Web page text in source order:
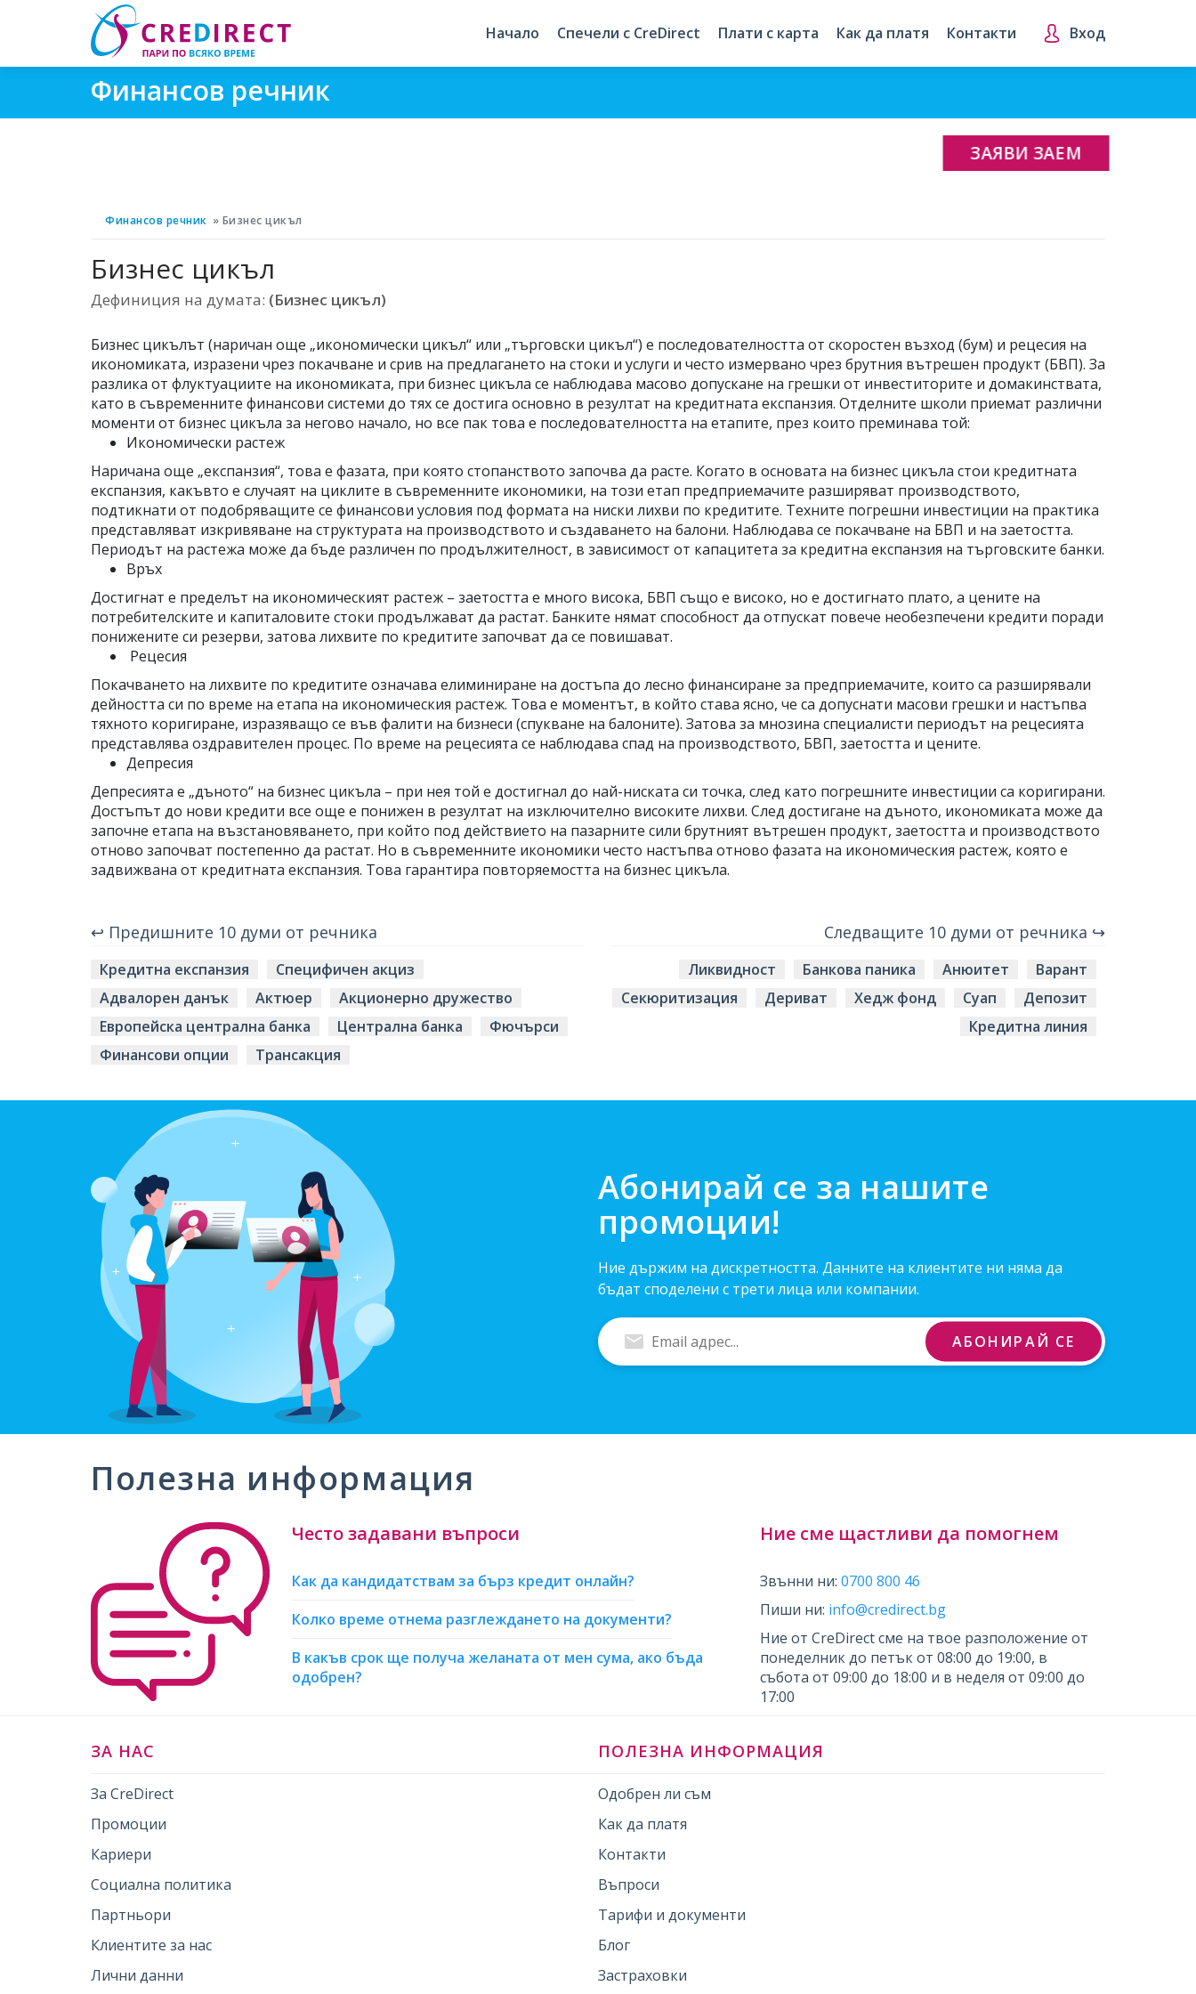
Начало Спечели с CreDirect Плати с карта Как да платя Контакти Вход
Финансов речник
ЗАЯВИ ЗАЕМ
Финансов речник Бизнес цикъл
Бизнес цикъл
Дефиниция на думата: (Бизнес цикъл)
Бизнес цикълът (наричан още „икономически цикъл“ или „търговски цикъл“) е последователността от скоростен възход (бум) и рецесия на
икономиката, изразени чрез покачване и срив на предлагането на стоки и услуги и често измервано чрез брутния вътрешен продукт (БВП). За
разлика от флуктуациите на икономиката, при бизнес цикъла се наблюдава масово допускане на грешки от инвеститорите и домакинствата,
като в съвременните финансови системи до тях се достига основно в резултат на кредитната експанзия. Отделните школи приемат различни
моменти от бизнес цикъла за негово начало, но все пак това е последователността на етапите, през които преминава той:
Икономически растеж
Наричана още „експанзия“, това е фазата, при която стопанството започва да расте. Когато в основата на бизнес цикъла стои кредитната
експанзия, какъвто е случаят на циклите в съвременните икономики, на този етап предприемачите разширяват производството,
подтикнати от подобряващите се финансови условия под формата на ниски лихви по кредитите. Техните погрешни инвестиции на практика
представляват изкривяване на структурата на производството и създаването на балони. Наблюдава се покачване на БВП и на заетостта.
Периодът на растежа може да бъде различен по продължителност, в зависимост от капацитета за кредитна експанзия на търговските банки.
Връх
Достигнат е пределът на икономическият растеж – заетостта е много висока, БВП също е високо, но е достигнато плато, а цените на
потребителските и капиталовите стоки продължават да растат. Банките нямат способност да отпускат повече необезпечени кредити поради
понижените си резерви, затова лихвите по кредитите започват да се повишават.
Рецесия
Покачването на лихвите по кредитите означава елиминиране на достъпа до лесно финансиране за предприемачите, които са разширявали
дейността си по време на етапа на икономическия растеж. Това е моментът, в който става ясно, че са допуснати масови грешки и настъпва
тяхното коригиране, изразяващо се във фалити на бизнеси (спукване на балоните). Затова за мнозина специалисти периодът на рецесията
представлява оздравителен процес. По време на рецесията се наблюдава спад на производството, БВП, заетостта и цените.
Депресия
Депресията е „дъното“ на бизнес цикъла – при нея той е достигнал до най-ниската си точка, след като погрешните инвестиции са коригирани.
Достъпът до нови кредити все още е понижен в резултат на изключително високите лихви. След достигане на дъното, икономиката може да
започне етапа на възстановяването, при който под действието на пазарните сили брутният вътрешен продукт, заетостта и производството
отново започват постепенно да растат. Но в съвременните икономики често настъпва отново фазата на икономическия растеж, която е
задвижвана от кредитната експанзия. Това гарантира повторяемостта на бизнес цикъла.
↩ Предишните 10 думи от речника
Кредитна експанзия
Специфичен акциз
Адвалорен данък
Актюер
Акционерно дружество
Европейска централна банка
Централна банка
Фючърси
Финансови опции
Трансакция
Следващите 10 думи от речника ↪
Ликвидност Банкова паника Анюитет
Варант
Секюритизация
Дериват Хедж фонд Суап
Депозит
Кредитна линия
Абонирай се за нашите
промоции!
Ние държим на дискретността. Данните на клиентите ни няма да
бъдат споделени с трети лица или компании.
Въведи
Email
адрес
АБОНИРАЙ СЕ
Полезна информация
Често задавани въпроси
Как да кандидатствам за бърз кредит онлайн?
Колко време отнема разглеждането на документи?
В какъв срок ще получа желаната от мен сума, ако бъда
одобрен?
Ние сме щастливи да помогнем
Звънни ни:0700 800 46
Пиши ни: info@credirect.bg
Ние от CreDirect сме на твое разположение от
понеделник до петък от 08:00 до 19:00, в
събота от 09:00 до 18:00 и в неделя от 09:00 до
17:00
ЗА НАС
За CreDirect
Промоции
Кариери
Социална политика
Партньори
Клиентите за нас
Лични данни
ПОЛЕЗНА ИНФОРМАЦИЯ
Одобрен ли съм
Как да платя
Контакти
Въпроси
Тарифи и документи
Блог
Застраховки